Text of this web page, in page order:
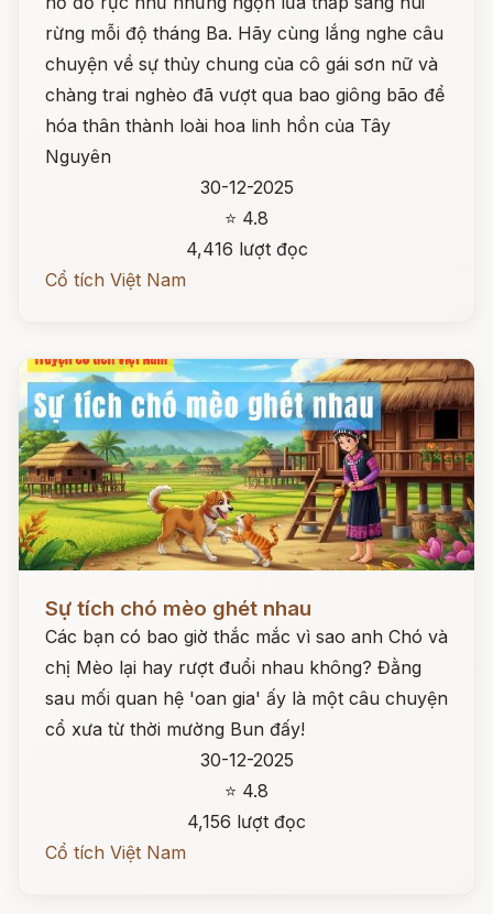
rừng mỗi độ tháng Ba. Hãy cùng lắng nghe câu
chuyện về sự thủy chung của cô gái sơn nữ và
chàng trai nghèo đã vượt qua bao giông bão để
hóa thân thành loài hoa linh hồn của Tây
Nguyên
30-12-2025
⭐ 4.8
4,416 lượt đọc
Cổ tích Việt Nam
Sự tích chó mèo ghét nhau
Các bạn có bao giờ thắc mắc vì sao anh Chó và
chị Mèo lại hay rượt đuổi nhau không? Đằng
sau mối quan hệ 'oan gia' ấy là một câu chuyện
cổ xưa từ thời mường Bun đấy!
30-12-2025
⭐ 4.8
4,156 lượt đọc
Cổ tích Việt Nam